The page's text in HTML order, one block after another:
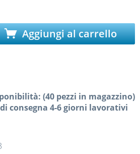
Aggiungi al carrello
(40 pezzi in magazzino)
consegna 4-6 giorni lavorativi